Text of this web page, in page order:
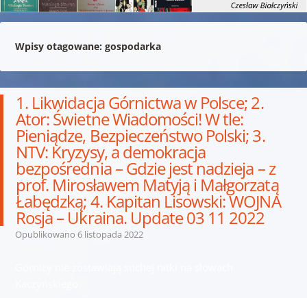
Wpisy otagowane: gospodarka
1. Likwidacja Górnictwa w Polsce; 2.
Ator: Świetne Wiadomości! W tle:
Pieniądze, Bezpieczeństwo Polski; 3.
NTV: Kryzysy, a demokracja
bezpośrednia – Gdzie jest nadzieja – z
prof. Mirosławem Matyją i Małgorzatą
Łabędzką; 4. Kapitan Lisowski: WOJNA
Rosja – Ukraina. Update 03 11 2022
Opublikowano 6 listopada 2022